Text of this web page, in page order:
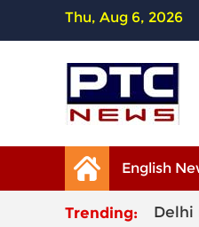
Thu, Aug 6, 2026
English
Trending: Delhi